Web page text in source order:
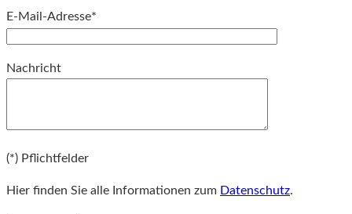
E-Mail-Adresse*
Nachricht
(*) Pflichtfelder
Hier finden Sie alle Informationen zum Datenschutz.